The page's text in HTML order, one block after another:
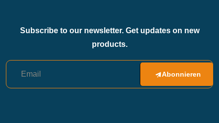
Subscribe to our newsletter. Get updates on new
products.
Abonnieren